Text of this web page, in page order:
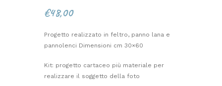
€48,00
Progetto realizzato in feltro, panno lana e
pannolenci Dimensioni cm 30×60
Kit: progetto cartaceo più materiale per
realizzare il soggetto della foto